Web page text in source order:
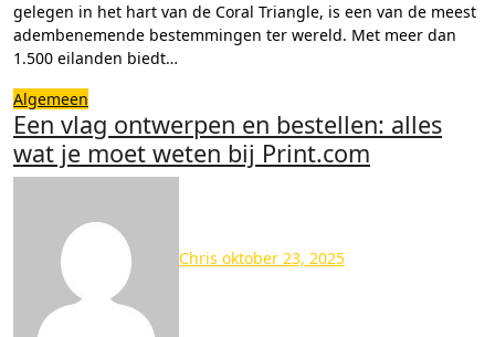
gelegen in het hart van de Coral Triangle, is een van de meest
adembenemende bestemmingen ter wereld. Met meer dan
1.500 eilanden biedt…
Algemeen
Een vlag ontwerpen en bestellen: alles
wat je moet weten bij Print.com
Chris oktober 23, 2025